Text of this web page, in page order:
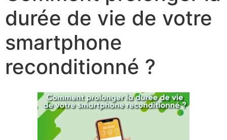
durée de vie de votre
smartphone
reconditionné ?